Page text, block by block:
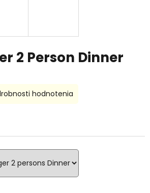
2 Person Dinner
hodnotenia